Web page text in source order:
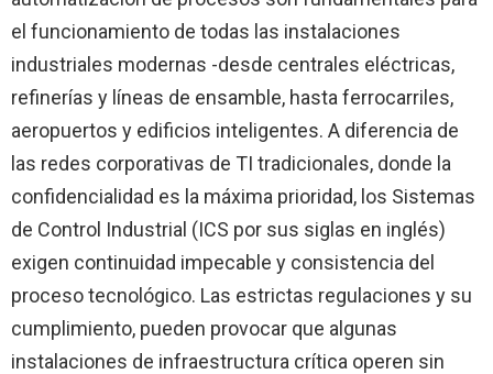
el funcionamiento de todas las instalaciones
industriales modernas -desde centrales eléctricas,
refinerías y líneas de ensamble, hasta ferrocarriles,
aeropuertos y edificios inteligentes. A diferencia de
las redes corporativas de TI tradicionales, donde la
confidencialidad es la máxima prioridad, los Sistemas
de Control Industrial (ICS por sus siglas en inglés)
exigen continuidad impecable y consistencia del
proceso tecnológico. Las estrictas regulaciones y su
cumplimiento, pueden provocar que algunas
instalaciones de infraestructura crítica operen sin